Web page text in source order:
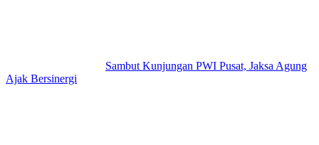
Sambut Kunjungan PWI Pusat, Jaksa Agung
Ajak Bersinergi